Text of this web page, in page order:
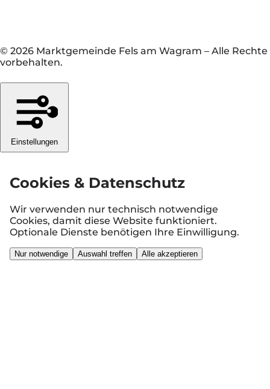
© 2026 Marktgemeinde Fels am Wagram – Alle Rechte
vorbehalten.
Einstellungen
Cookies & Datenschutz
Wir verwenden nur technisch notwendige
Cookies, damit diese Website funktioniert.
Optionale Dienste benötigen Ihre Einwilligung.
Nur notwendige Auswahl treffen Alle akzeptieren